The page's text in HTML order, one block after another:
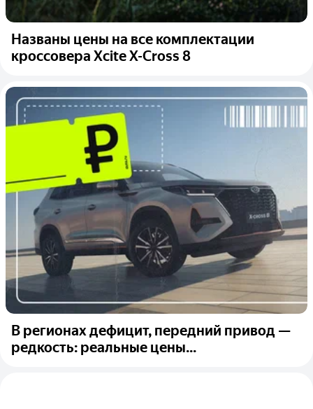
Названы цены на все комплектации
кроссовера Xсite X-Cross 8
В регионах дефицит, передний привод —
редкость: реальные цены...